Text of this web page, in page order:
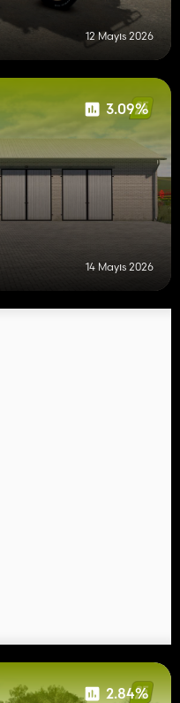
12 Mayıs 2026
3.09%
14 Mayıs 2026
2.84%